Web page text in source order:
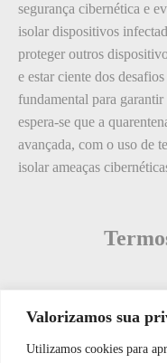
Valorizamos sua
Utilizamos cookies para
segurança cibernética e
isolar dispositivos
proteger outros
e estar ciente dos
fundamental para
espera-se que a
avançada, com o uso de
isolar ameaças
Termos populares